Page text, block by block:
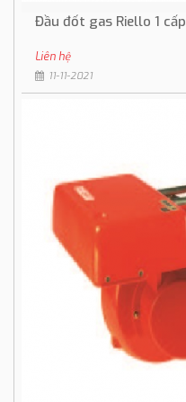
Đầu đốt gas Riello 1
Liên hệ
11-11-2021